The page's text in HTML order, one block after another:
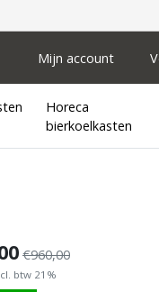
Mijn account
Horeca
bierkoelkasten
€960,00
btw 21%